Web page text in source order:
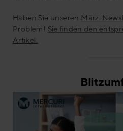
Haben Sie unseren März-
Problem! Sie finden den
Artikel.